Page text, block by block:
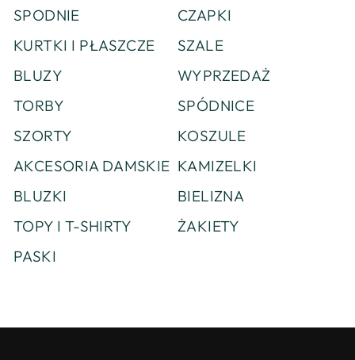
SPODNIE
CZAPKI
KURTKI I PŁASZCZE
SZALE
BLUZY
WYPRZEDAŻ
TORBY
SPÓDNICE
SZORTY
KOSZULE
AKCESORIA DAMSKIE KAMIZELKI
BLUZKI
BIELIZNA
TOPY I T-SHIRTY
ŻAKIETY
PASKI